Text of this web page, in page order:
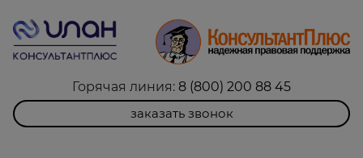
Горячая линия: 8 (800) 200 88 45
заказать звонок